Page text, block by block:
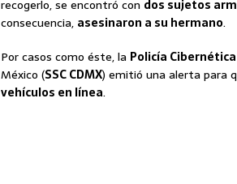
recogerlo, se encontró con dos sujetos
consecuencia, asesinaron a su hermano.
Por casos como éste, la Policía Cibernética
México (SSC CDMX) emitió una alerta para
vehículos en línea.